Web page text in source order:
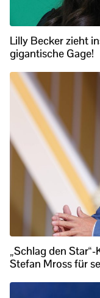
Lilly Becker zieht
gigantische Gage!
„Schlag den
Stefan Mross für